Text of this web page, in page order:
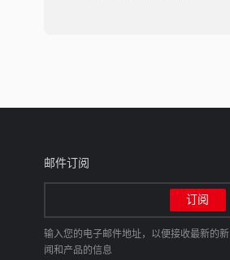
邮件订阅
输入您的电子邮件地址，以便接收最新的新
闻和产品的信息